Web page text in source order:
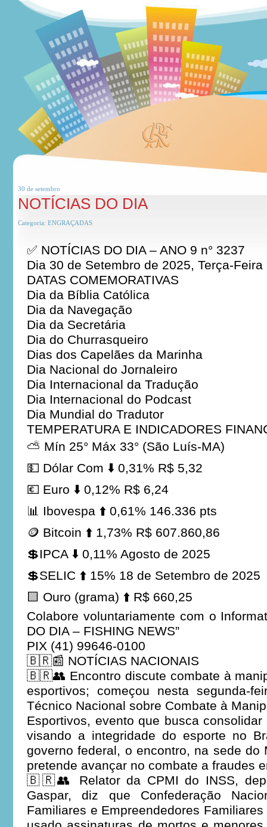
30 de setembro
NOTÍCIAS DO DIA
Categoria: ENGRAÇADAS
✅ NOTÍCIAS DO DIA – ANO 9 n° 3237
Dia 30 de Setembro de 2025, Terça-Feira
DATAS COMEMORATIVAS
Dia da Bíblia Católica
Dia da Navegação
Dia da Secretária
Dia do Churrasqueiro
Dias dos Capelães da Marinha
Dia Nacional do Jornaleiro
Dia Internacional da Tradução
Dia Internacional do Podcast
Dia Mundial do Tradutor
TEMPERATURA E INDICADORES
⛅ Mín 25° Máx 33° (São Luís-MA)
💵 Dólar Com ⬇️ 0,31% R$ 5,32
💶 Euro ⬇️ 0,12% R$ 6,24
📊 Ibovespa ⬆️ 0,61% 146.336 pts
🪙 Bitcoin ⬆️ 1,73% R$ 607.860,86
💲IPCA ⬇️ 0,11% Agosto de 2025
💲SELIC ⬆️ 15% 18 de Setembro de 2025
🟨 Ouro (grama) ⬆️ R$ 660,25
Colabore voluntariamente com o
DO DIA – FISHING NEWS”
PIX (41) 99646-0100
🇧🇷📰 NOTÍCIAS NACIONAIS
🇧🇷👥 Encontro discute combate à
esportivos; começou nesta segunda-
Técnico Nacional sobre Combate à
Esportivos, evento que busca
visando a integridade do esporte no
governo federal, o encontro, na sede do
pretende avançar no combate a fraudes
🇧🇷👥 Relator da CPMI do INSS,
Gaspar, diz que Confederação
Familiares e Empreendedores